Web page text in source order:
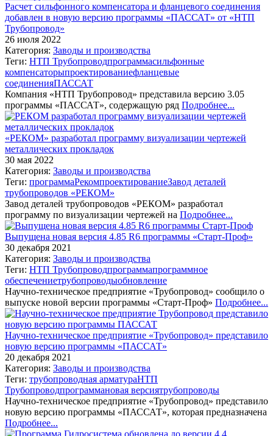
Расчет сильфонного компенсатора и фланцевого соединения
добавлен в новую версию программы «ПАССАТ» от «НТП
Трубопровод»
26 июля 2022
Категория: Заводы и производства
Теги: НТП Трубопроводпрограммасильфонные
компенсаторыпроектированиефланцевые
соединенияПАССАТ
Компания «НТП Трубопровод» представила версию 3.05
программы «ПАССАТ», содержащую ряд Подробнее...
«РЕКОМ» разработал программу визуализации чертежей
металлических прокладок
30 мая 2022
Категория: Заводы и производства
Теги: программаРекомпроектированиеЗавод деталей
трубопроводов «РЕКОМ»
Завод деталей трубопроводов «РЕКОМ» разработал
программу по визуализации чертежей на Подробнее...
Выпущена новая версия 4.85 R6 программы «Старт-Проф»
30 декабря 2021
Категория: Заводы и производства
Теги: НТП Трубопроводпрограммапрограммное
обеспечениетрубопроводыобновление
Научно-техническое предприятие «Трубопровод» сообщило о
выпуске новой версии программы «Старт-Проф» Подробнее...
Научно-техническое предприятие «Трубопровод» представило
новую версию программы «ПАССАТ»
20 декабря 2021
Категория: Заводы и производства
Теги: трубопроводная арматураНТП
Трубопроводпрограммановая версиятрубопроводы
Научно-техническое предприятие «Трубопровод» представило
новую версию программы «ПАССАТ», которая предназначена
Подробнее...